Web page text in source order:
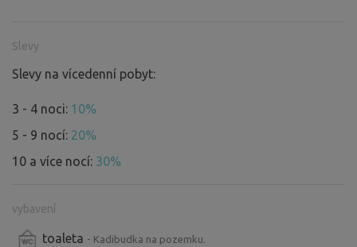
Slevy
Slevy na vícedenní pobyt:
3 - 4 noci: 10%
5 - 9 nocí: 20%
10 a více nocí: 30%
vybavení
toaleta - Kadibudka na pozemku.